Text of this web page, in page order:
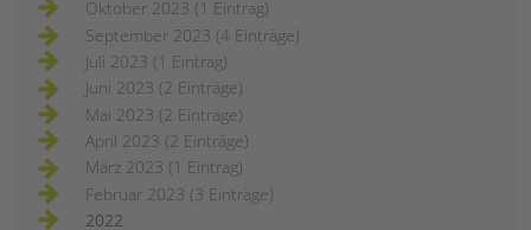
Oktober 2023 (1 Eintrag)
September 2023 (4 Einträge)
Juli 2023 (1 Eintrag)
Juni 2023 (2 Einträge)
Mai 2023 (2 Einträge)
April 2023 (2 Einträge)
März 2023 (1 Eintrag)
Februar 2023 (3 Einträge)
2022